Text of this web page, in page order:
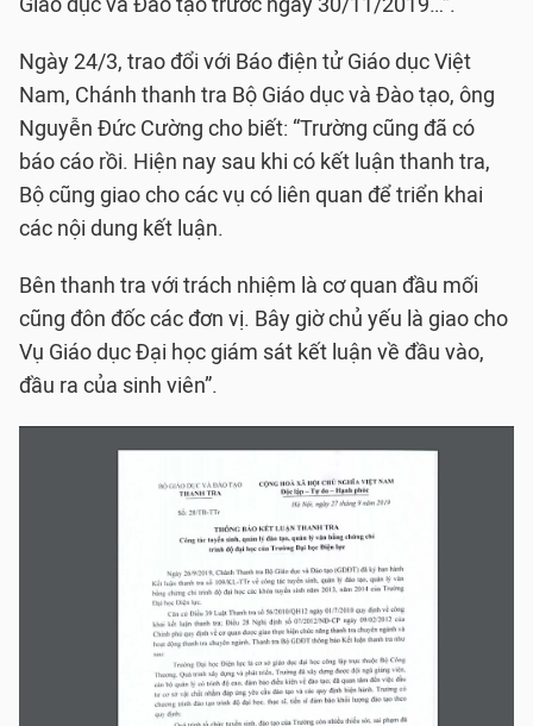
Ngày 24/3, trao đổi với Báo điện tử Giáo dục Việt
Nam, Chánh thanh tra Bộ Giáo dục và Đào tạo, ông
Nguyễn Đức Cường cho biết: “Trường cũng đã có
báo cáo rồi. Hiện nay sau khi có kết luận thanh tra,
Bộ cũng giao cho các vụ có liên quan để triển khai
các nội dung kết luận.
Bên thanh tra với trách nhiệm là cơ quan đầu mối
cũng đôn đốc các đơn vị. Bây giờ chủ yếu là giao cho
Vụ Giáo dục Đại học giám sát kết luận về đầu vào,
đầu ra của sinh viên”.